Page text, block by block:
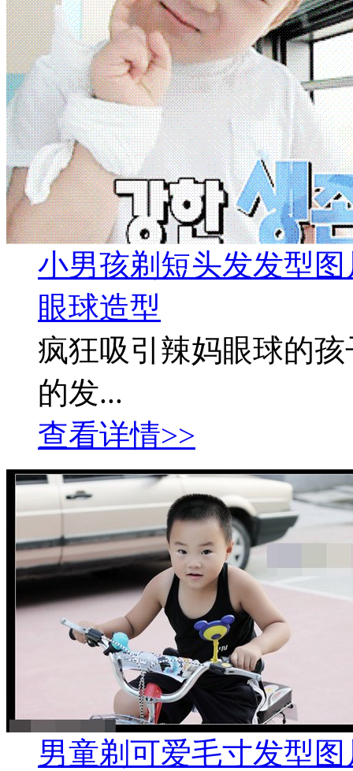
小男孩剃短头发发型
眼球造型
疯狂吸引辣妈眼球的
的发...
查看详情>>
男童剃可爱毛寸发型